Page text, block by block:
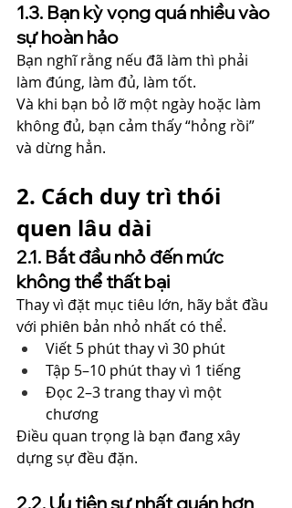
1.3. Bạn kỳ vọng quá nhiều vào
sự hoàn hảo
Bạn nghĩ rằng nếu đã làm thì phải
làm đúng, làm đủ, làm tốt.
Và khi bạn bỏ lỡ một ngày hoặc làm
không đủ, bạn cảm thấy “hỏng rồi”
và dừng hẳn.
2. Cách duy trì thói
quen lâu dài
2.1. Bắt đầu nhỏ đến mức
không thể thất bại
Thay vì đặt mục tiêu lớn, hãy bắt đầu
với phiên bản nhỏ nhất có thể.
Viết 5 phút thay vì 30 phút
Tập 5–10 phút thay vì 1 tiếng
Đọc 2–3 trang thay vì một
chương
Điều quan trọng là bạn đang xây
dựng sự đều đặn.
2.2. Ưu tiên sự nhất quán hơn